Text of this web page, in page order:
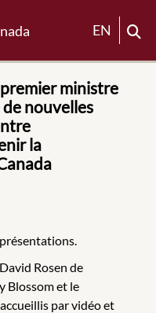
EN
ministre
nouvelles
la
Rosen de
Blossom et le
par vidéo et